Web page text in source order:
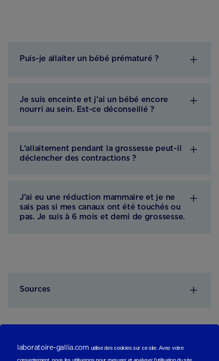
Puis-je allaiter un bébé prématuré ?
Je suis enceinte et j’ai un bébé encore
nourri au sein. Est-ce déconseillé ?
L’allaitement pendant la grossesse peut-il
déclencher des contractions ?
J’ai eu une réduction mammaire et je ne
sais pas si mes canaux ont été touchés ou
pas. Je suis à 6 mois et demi de grossesse.
Sources
En lire plus
laboratoire-gallia.com utilise des cookies sur ce site.Avec votre